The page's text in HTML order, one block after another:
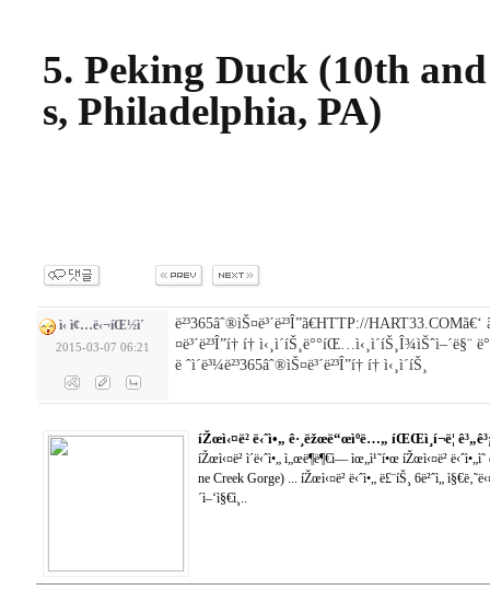
5. Peking Duck (10th
s, Philadelphia, PA)
ì‹ ì¢…ë‹¬íŒ½ì´
2015-03-07 06:21
ë²³365âˆ®ìŠ¤ë³´ë²³Î”ã€HTTP://
¤ë³´ë²³Î”í† í†
ë ˆì´ë³¼ë²³365âˆ®ìŠ¤ë³´ë²³Î”í† í† ì‹¸ì´íŠ¸
íŽœì‹¤ë² ë‹ˆì•„ ê·¸ëžœë“œìºë…„ íŒŒì¸í¬ë¦­
íŽœì‹¤ë² ì´ë‹ˆì•„ ì„œë¶ë¶€ì— ìœ„ì¹˜í•œ íŽœì‹¤ë²
ne Creek Gorge) ... íŽœì‹¤ë² ë‹ˆì•„ ë£¨íŠ¸ 6ë²ˆì„
´ì–‘ì§€ì¸..